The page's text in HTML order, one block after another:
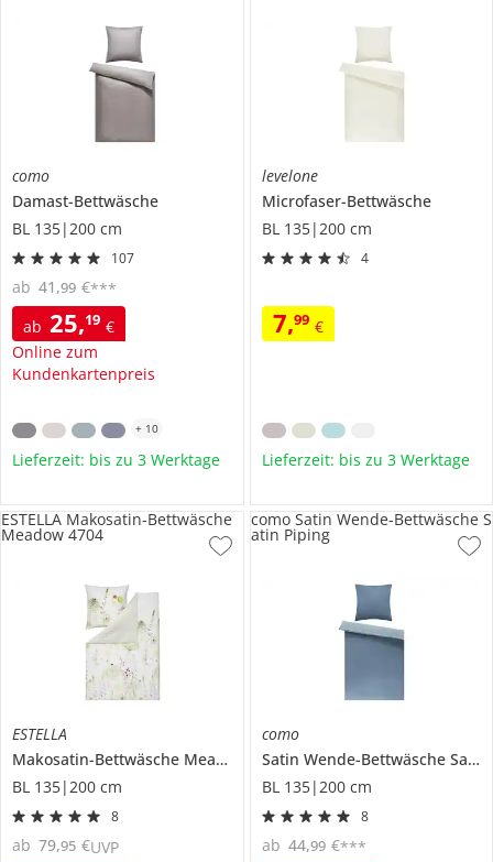
como
Damast-Bettwäsche
BL 135|200 cm
107
ab 25,19 €
Online zum
Kundenkartenpreis
ab 41 ,99 €***
+ 10
Lieferzeit: bis zu 3 Werktage
levelone
Microfaser-Bettwäsche
BL 135|200 cm
4
7,99 €
Lieferzeit: bis zu 3 Werktage
ESTELLA
Makosatin-Bettwäsche Meadow 4704
BL 135|200 cm
8
ab 79,95 €UVP
ESTELLA Makosatin-Bettwäsche
Meadow 4704
como
Satin Wende-Bettwäsche Satin Piping
BL 135|200 cm
8
ab 44,99 €***
como Satin Wende-Bettwäsche S
atin Piping